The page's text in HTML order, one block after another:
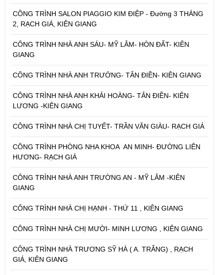
CÔNG TRÌNH SALON PIAGGIO KIM ĐIỆP - Đường 3 THÁNG
2, RẠCH GIÁ, KIÊN GIANG
CÔNG TRÌNH NHÀ ANH SÁU- MỸ LÂM- HÒN ĐẤT- KIÊN
GIANG
CÔNG TRÌNH NHÀ ANH TRƯỞNG- TÂN ĐIỀN- KIÊN GIANG
CÔNG TRÌNH NHÀ ANH KHẢI HOÀNG- TÂN ĐIỀN- KIÊN
LƯƠNG -KIÊN GIANG
CÔNG TRÌNH NHÀ CHỊ TUYẾT- TRẦN VĂN GIÀU- RẠCH GIÁ
CÔNG TRÌNH PHÒNG NHA KHOA AN MINH- ĐƯỜNG LIÊN
HƯƠNG- RẠCH GIÁ
CÔNG TRÌNH NHÀ ANH TRƯỜNG AN - MỸ LÂM -KIÊN
GIANG
CÔNG TRÌNH NHÀ CHỊ HẠNH - THỨ 11 , KIÊN GIANG
CÔNG TRÌNH NHÀ CHỊ MƯỜI- MINH LƯƠNG , KIÊN GIANG
CÔNG TRÌNH NHÀ TRƯƠNG SỸ HÀ ( A. TRẮNG) , RẠCH
GIÁ, KIÊN GIANG